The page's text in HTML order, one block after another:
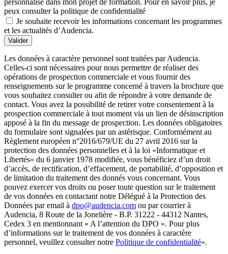
peux consulter la politique de confidentialité
Je souhaite recevoir les informations concernant les programmes
et les actualités d’Audencia.
Valider
Les données à caractère personnel sont traitées par Audencia.
Celles-ci sont nécessaires pour nous permettre de réaliser des
opérations de prospection commerciale et vous fournir des
renseignements sur le programme concerné à travers la brochure que
vous souhaitez consulter ou afin de répondre à votre demande de
contact. Vous avez la possibilité de retirer votre consentement à la
prospection commerciale à tout moment via un lien de désinscription
apposé à la fin du message de prospection. Les données obligatoires
du formulaire sont signalées par un astérisque. Conformément au
Règlement européen n°2016/679/UE du 27 avril 2016 sur la
protection des données personnelles et à la loi «Informatique et
Libertés» du 6 janvier 1978 modifiée, vous bénéficiez d’un droit
d’accès, de rectification, d’effacement, de portabilité, d’opposition et
de limitation du traitement des donnés vous concernant. Vous
pouvez exercer vos droits ou poser toute question sur le traitement
de vos données en contactant notre Délégué à la Protection des
Données par email à dpo@audencia.com ou par courrier à
Audencia, 8 Route de la Jonelière - B.P. 31222 - 44312 Nantes,
Cedex 3 en mentionnant « A l’attention du DPO ». Pour plus
d’informations sur le traitement de vos données à caractère
personnel, veuillez consulter notre Politique de confidentialité».